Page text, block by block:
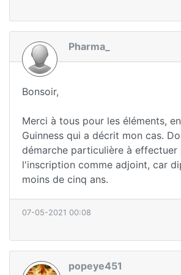
Pharma_
Bonsoir,
Merci à tous pour les éléments,
Guinness qui a décrit mon cas.
démarche particulière à effectuer
l'inscription comme adjoint, car
moins de cinq ans.
07-05-2021 00:08
popeye451